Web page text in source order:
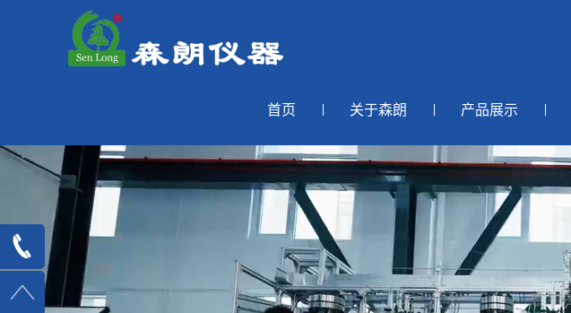
首页 关于森朗 产品展示